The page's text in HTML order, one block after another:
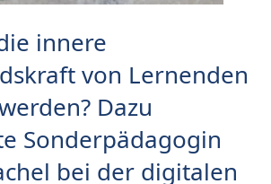
innere
von Lernenden
Dazu
Sonderpädagogin
bei der digitalen